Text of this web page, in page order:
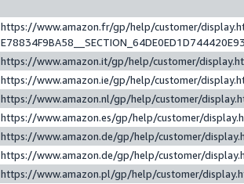
https://www.amazon.fr/gp/help/customer/
https://www.amazon.it/gp/help/customer/
https://www.amazon.ie/gp/help/customer/
https://www.amazon.nl/gp/help/customer/
https://www.amazon.es/gp/help/customer/
https://www.amazon.de/gp/help/customer/
https://www.amazon.de/gp/help/customer/
https://www.amazon.pl/gp/help/customer/